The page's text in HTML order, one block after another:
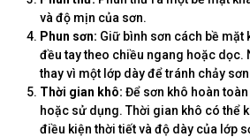
và độ mịn của sơn.
Phun sơn: Giữ bình sơn cách bề mặt
đều tay theo chiều ngang hoặc dọc.
thay vì một lớp dày để tránh chảy
Thời gian khô: Để sơn khô hoàn
hoặc sử dụng. Thời gian khô có thể
điều kiện thời tiết và độ dày của lớp